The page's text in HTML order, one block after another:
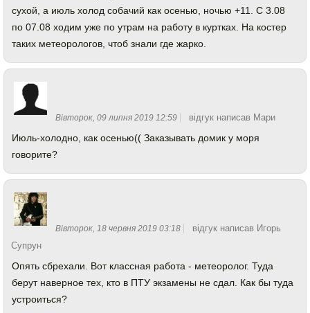
сухой, а июль холод собачий как осенью, ночью +11. С 3.08
по 07.08 ходим уже по утрам на работу в куртках. На костер
таких метеорологов, чтоб знали где жарко.
Вівторок, 09 липня 2019 12:59 відгук написав Мари
Июль-холодно, как осенью(( Заказывать домик у моря
говорите?
Вівторок, 18 червня 2019 03:18 відгук написав Игорь
Супрун
Опять сбрехали. Вот классная работа - метеоролог. Туда
берут наверное тех, кто в ПТУ экзамены не сдал. Как бы туда
устроиться?